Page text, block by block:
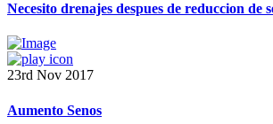
Necesito drenajes despues de reduccion de
23rd Nov 2017
Aumento Senos